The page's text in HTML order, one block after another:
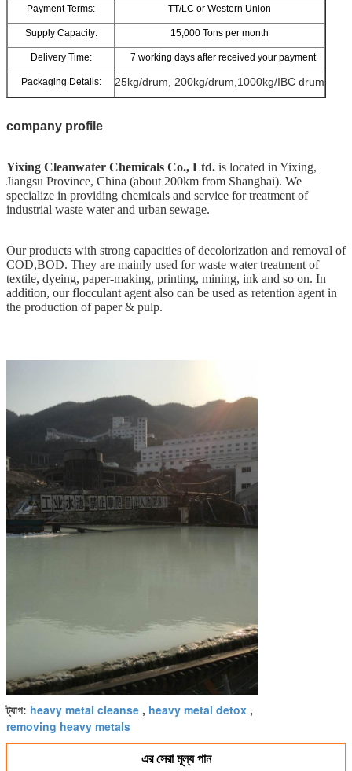
Payment Terms: TT/LC or Western Union
Supply Capacity: 15,000 Tons per month
Delivery Time: 7 working days after received your payment
Packaging Details: 25kg/drum, 200kg/drum,1000kg/IBC drum
company profile
Yixing Cleanwater Chemicals Co., Ltd. is located in Yixing,
Jiangsu Province, China (about 200km from Shanghai). We
specialize in providing chemicals and service for treatment of
industrial waste water and urban sewage.
Our products with strong capacities of decolorization and removal of
COD,BOD. They are mainly used for waste water treatment of
textile, dyeing, paper-making, printing, mining, ink and so on. In
addition, our flocculant agent also can be used as retention agent in
the production of paper & pulp.
ট্যাগ: heavy metal cleanse , heavy metal detox ,
removing heavy metals
এর সেরা মূল্য পান